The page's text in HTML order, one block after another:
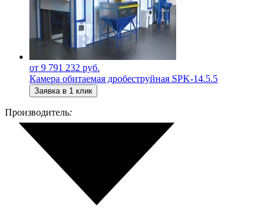
от 9 791 232 руб.
Камера обитаемая дробеструйная SPK-14.5.5
Заявка в 1 клик
Производитель: